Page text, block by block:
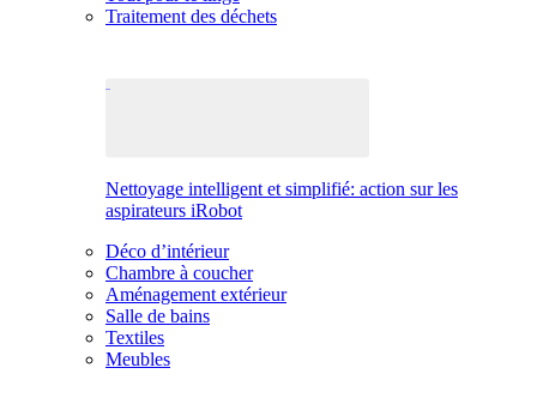
Traitement des déchets
Nettoyage intelligent et simplifié: action sur les
aspirateurs iRobot
Déco d’intérieur
Chambre à coucher
Aménagement extérieur
Salle de bains
Textiles
Meubles